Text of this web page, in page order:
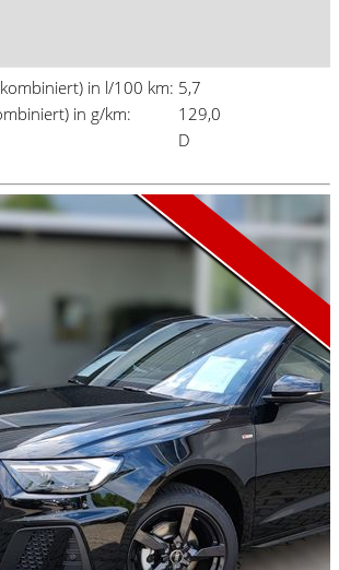
in l/100 km: 5,7
in g/km:
129,0
D
Aktionsmodell